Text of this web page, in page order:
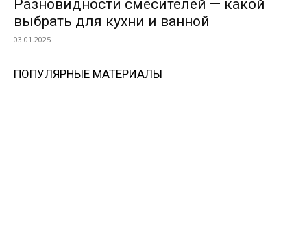
Разновидности смесителей — какой
выбрать для кухни и ванной
03.01.2025
ПОПУЛЯРНЫЕ МАТЕРИАЛЫ